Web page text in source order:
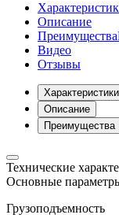
Описание
Преимущества
Видео
Отзывы
Характеристики
Описание
Преимущества
Технические
Основные
Грузоподъемность